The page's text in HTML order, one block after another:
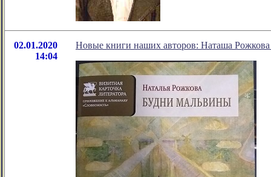
02.01.2020
14:04
Новые книги наших авторов: Наташа